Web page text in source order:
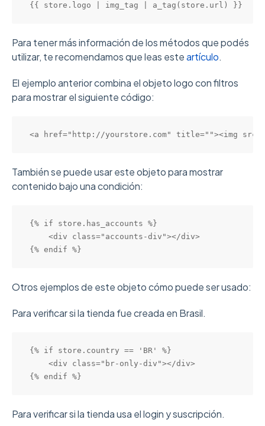
{{ store.logo | img_tag | a_tag(store.url) }}
Para tener más información de los métodos que podés
utilizar, te recomendamos que leas esteartículo.
El ejemplo anterior combina el objeto logo con filtros
para mostrar el siguiente código:
<a href="http://yourstore.com" title=""><img
También se puede usar este objeto para mostrar
contenido bajo una condición:
{% if store.has_accounts %}
    <div class="accounts-div"></div>
{% endif %}
Otros ejemplos de este objeto cómo puede ser usado:
Para verificar si la tienda fue creada en Brasil.
{% if store.country == 'BR' %}
    <div class="br-only-div"></div>
{% endif %}
Para verificar si la tienda usa el login y suscripción.